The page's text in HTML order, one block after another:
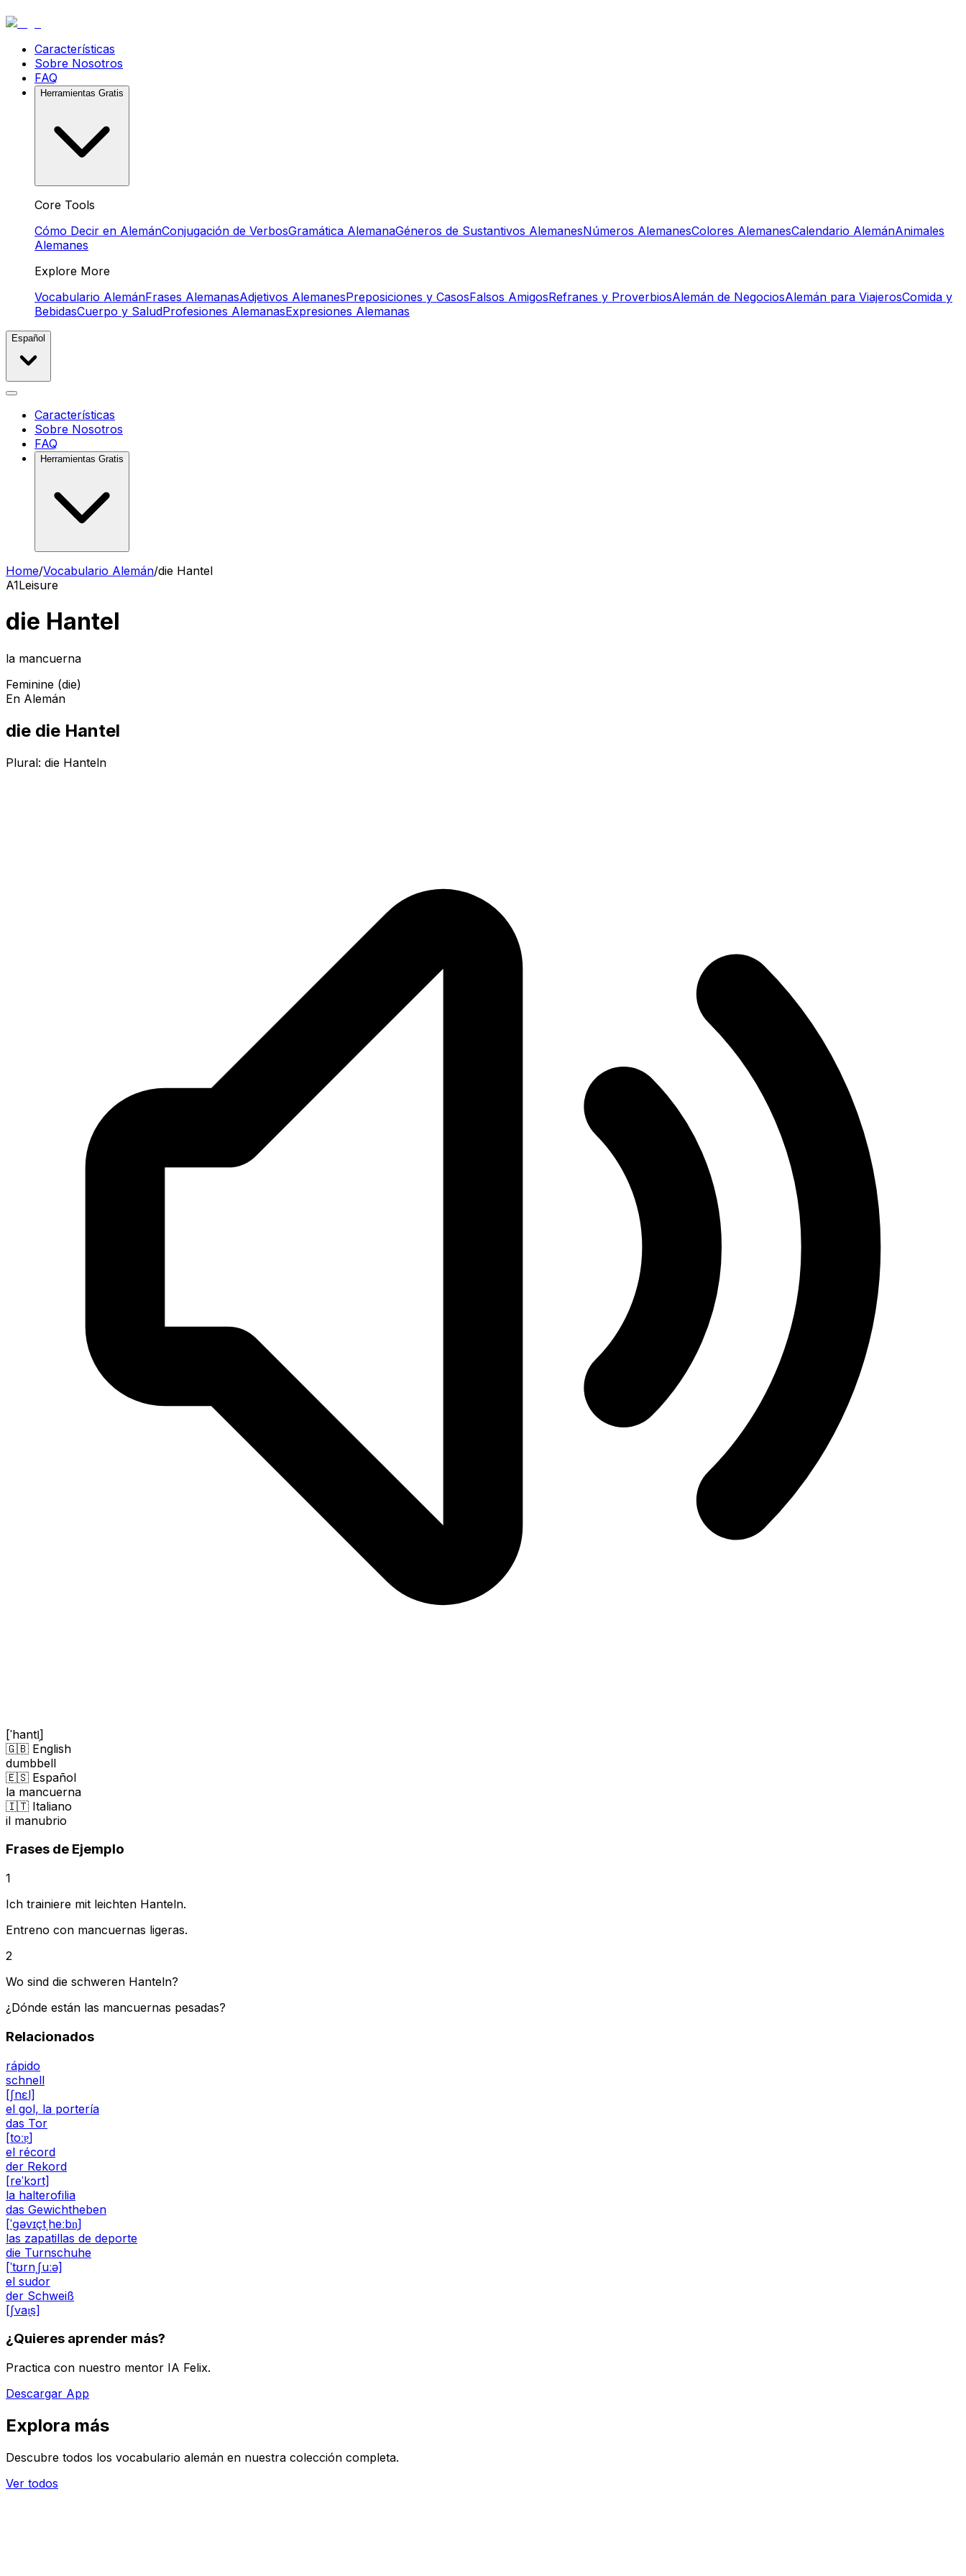
Características
Sobre Nosotros
FAQ
Herramientas Gratis
Core Tools
Cómo Decir en AlemánConjugación de VerbosGramática AlemanaGéneros de Sustantivos AlemanesNúmeros AlemanesColores AlemanesCalendario AlemánAnimales
Alemanes
Explore More
Vocabulario AlemánFrases AlemanasAdjetivos AlemanesPreposiciones y CasosFalsos AmigosRefranes y ProverbiosAlemán de NegociosAlemán para ViajerosComida y
BebidasCuerpo y SaludProfesiones AlemanasExpresiones Alemanas
Español
Características
Sobre Nosotros
FAQ
Herramientas Gratis
Home/Vocabulario Alemán/die Hantel
A1Leisure
die Hantel
la mancuerna
Feminine (die)
En Alemán
die die Hantel
Plural: die Hanteln
[ˈhantl̩]
🇬🇧 English
dumbbell
🇪🇸 Español
la mancuerna
🇮🇹 Italiano
il manubrio
Frases de Ejemplo
1
Ich trainiere mit leichten Hanteln.
Entreno con mancuernas ligeras.
2
Wo sind die schweren Hanteln?
¿Dónde están las mancuernas pesadas?
Relacionados
rápido
schnell
[ʃnɛl]
el gol, la portería
das Tor
[toːɐ̯]
el récord
der Rekord
[reˈkɔrt]
la halterofilia
das Gewichtheben
[ˈɡəvɪçtˌheːbn̩]
las zapatillas de deporte
die Turnschuhe
[ˈtʊrnˌʃuːə]
el sudor
der Schweiß
[ʃvaɪ̯s]
¿Quieres aprender más?
Practica con nuestro mentor IA Felix.
Descargar App
Explora más
Descubre todos los vocabulario alemán en nuestra colección completa.
Ver todos